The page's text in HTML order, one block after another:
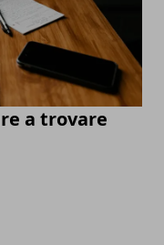
a trovare